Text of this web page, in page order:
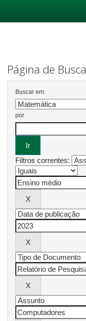
Página de Busca
Buscar em:
por
Filtros correntes: